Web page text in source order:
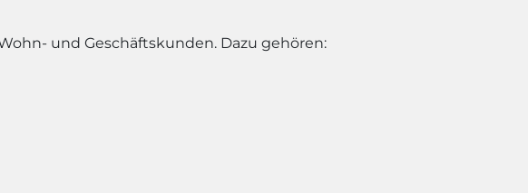
und Geschäftskunden. Dazu gehören: